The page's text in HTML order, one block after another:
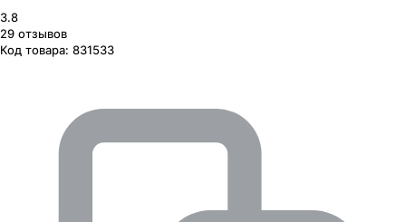
3.8
29 отзывов
Код товара: 831533